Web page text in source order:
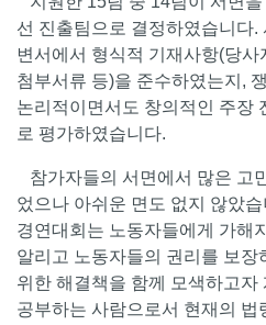
선 진출팀으로 결정하였습니다
변서에서 형식적 기재사항(당
첨부서류 등)을 준수하였는지,
논리적이면서도 창의적인 주장
로 평가하였습니다.
참가자들의 서면에서 많은 고
었으나 아쉬운 면도 없지 않았
경연대회는 노동자들에게 가해
알리고 노동자들의 권리를 보장
위한 해결책을 함께 모색하고자
공부하는 사람으로서 현재의 법